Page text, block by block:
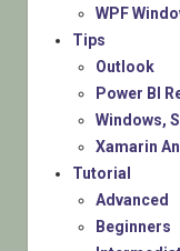
WPF
Tips
Outlook
Power BI
Windows,
Xamarin
Tutorial
Advanced
Beginners